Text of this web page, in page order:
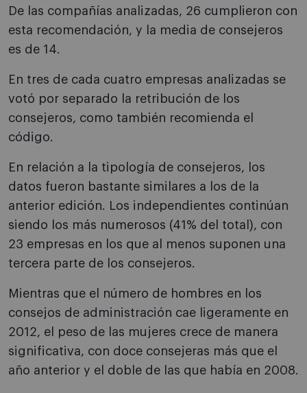
De las compañías analizadas, 26 cumplieron con
esta recomendación, y la media de consejeros
es de 14.
En tres de cada cuatro empresas analizadas se
votó por separado la retribución de los
consejeros, como también recomienda el
código.
En relación a la tipología de consejeros, los
datos fueron bastante similares a los de la
anterior edición. Los independientes continúan
siendo los más numerosos (41% del total), con
23 empresas en los que al menos suponen una
tercera parte de los consejeros.
Mientras que el número de hombres en los
consejos de administración cae ligeramente en
2012, el peso de las mujeres crece de manera
significativa, con doce consejeras más que el
año anterior y el doble de las que había en 2008.